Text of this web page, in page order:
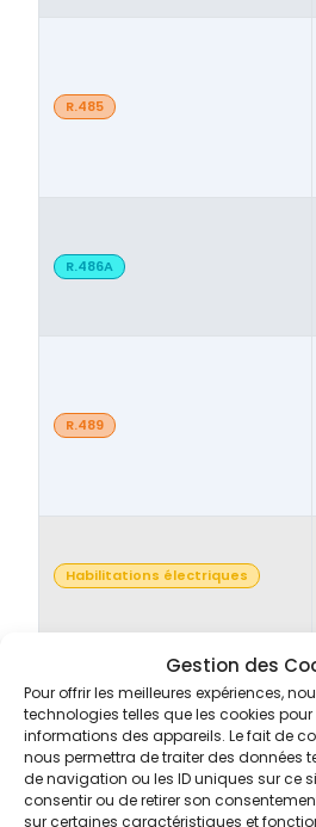
Gestion des
Pour offrir les meilleures expériences,
technologies telles que les cookies
informations des appareils. Le fait de
nous permettra de traiter des données
de navigation ou les ID uniques sur ce
consentir ou de retirer son
sur certaines caractéristiques et
R.485
R.486A
R.489
Habilitations électriques
Habilitations électriques